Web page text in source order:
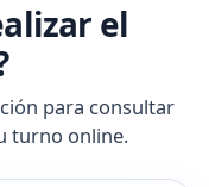
el
para consultar
turno online.